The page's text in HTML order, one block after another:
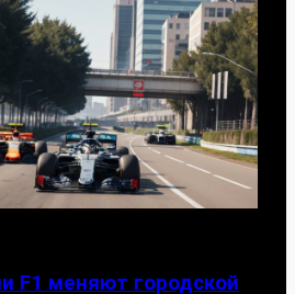
F1 меняют городской